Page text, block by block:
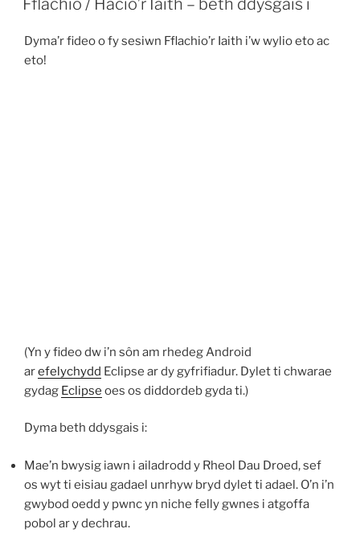
Dyma’r fideo o fy sesiwn Fflachio’r Iaith i’w wylio eto ac
eto!
(Yn y fideo dw i’n sôn am rhedeg Android
arefelychydd Eclipse ar dy gyfrifiadur. Dylet ti chwarae
gydag Eclipse oes os diddordeb gyda ti.)
Dyma beth ddysgais i:
Mae’n bwysig iawn i ailadrodd y Rheol Dau Droed, sef
os wyt ti eisiau gadael unrhyw bryd dylet ti adael. O’n i’n
gwybod oedd y pwnc yn niche felly gwnes i atgoffa
pobol ar y dechrau.